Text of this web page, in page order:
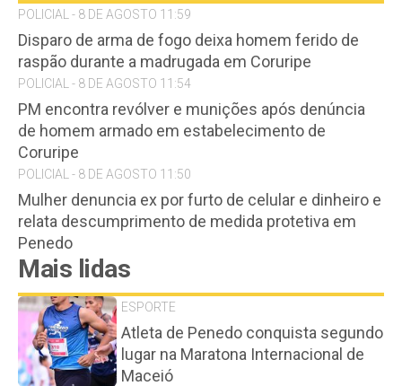
POLICIAL - 8 DE AGOSTO 11:59
Disparo de arma de fogo deixa homem ferido de
raspão durante a madrugada em Coruripe
POLICIAL - 8 DE AGOSTO 11:54
PM encontra revólver e munições após denúncia
de homem armado em estabelecimento de
Coruripe
POLICIAL - 8 DE AGOSTO 11:50
Mulher denuncia ex por furto de celular e dinheiro e
relata descumprimento de medida protetiva em
Penedo
Mais lidas
ESPORTE
Atleta de Penedo conquista segundo
lugar na Maratona Internacional de
Maceió